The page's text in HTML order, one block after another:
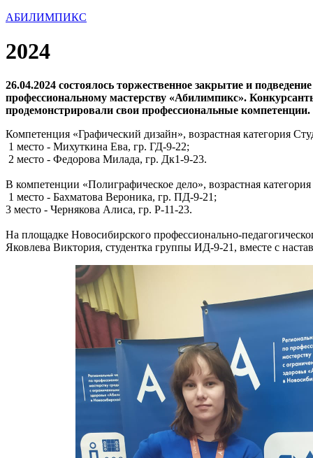
АБИЛИМПИКС
2024
26.04.2024 состоялось торжественное закрытие и
профессиональному мастерству «Абилимпикс».
продемонстрировали свои профессиональные компетенции.
Компетенция «Графический дизайн», возрастная категория
1 место - Михуткина Ева, гр. ГД-9-22;
2 место - Федорова Милада, гр. Дк1-9-23.
В компетенции «Полиграфическое дело», возрастная
1 место - Бахматова Вероника, гр. ПД-9-21;
3 место - Чернякова Алиса, гр. Р-11-23.
На площадке Новосибирского профессионально-
Яковлева Виктория, студентка группы ИД-9-21, вместе с